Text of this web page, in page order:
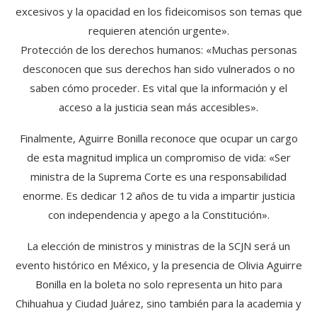
excesivos y la opacidad en los fideicomisos son temas que
requieren atención urgente».
Protección de los derechos humanos: «Muchas personas
desconocen que sus derechos han sido vulnerados o no
saben cómo proceder. Es vital que la información y el
acceso a la justicia sean más accesibles».
Finalmente, Aguirre Bonilla reconoce que ocupar un cargo
de esta magnitud implica un compromiso de vida: «Ser
ministra de la Suprema Corte es una responsabilidad
enorme. Es dedicar 12 años de tu vida a impartir justicia
con independencia y apego a la Constitución».
La elección de ministros y ministras de la SCJN será un
evento histórico en México, y la presencia de Olivia Aguirre
Bonilla en la boleta no solo representa un hito para
Chihuahua y Ciudad Juárez, sino también para la academia y